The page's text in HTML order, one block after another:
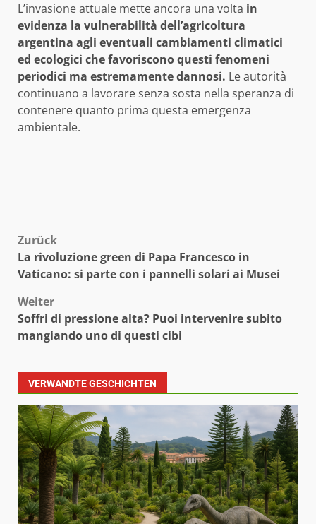
L’invasione attuale mette ancora una volta in
evidenza la vulnerabilità dell’agricoltura
argentina agli eventuali cambiamenti climatici
ed ecologici che favoriscono questi fenomeni
periodici ma estremamente dannosi. Le autorità
continuano a lavorare senza sosta nella speranza di
contenere quanto prima questa emergenza
ambientale.
Beitragsnavigation
Zurück
La rivoluzione green di Papa Francesco in
Vaticano: si parte con i pannelli solari ai Musei
Weiter
Soffri di pressione alta? Puoi intervenire subito
mangiando uno di questi cibi
VERWANDTE GESCHICHTEN